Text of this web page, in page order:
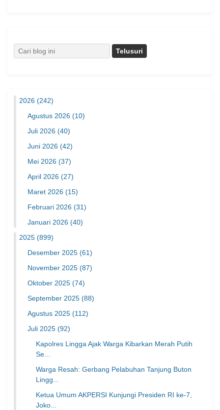
2026 (242)
Agustus 2026 (10)
Juli 2026 (40)
Juni 2026 (42)
Mei 2026 (37)
April 2026 (27)
Maret 2026 (15)
Februari 2026 (31)
Januari 2026 (40)
2025 (899)
Desember 2025 (61)
November 2025 (87)
Oktober 2025 (74)
September 2025 (88)
Agustus 2025 (112)
Juli 2025 (92)
Kapolres Lingga Ajak Warga Kibarkan Merah Putih
Se...
Warga Resah: Gerbang Pelabuhan Tanjung Buton
Lingg...
Ketua Umum AKPERSI Kunjungi Presiden RI ke-7,
Joko...